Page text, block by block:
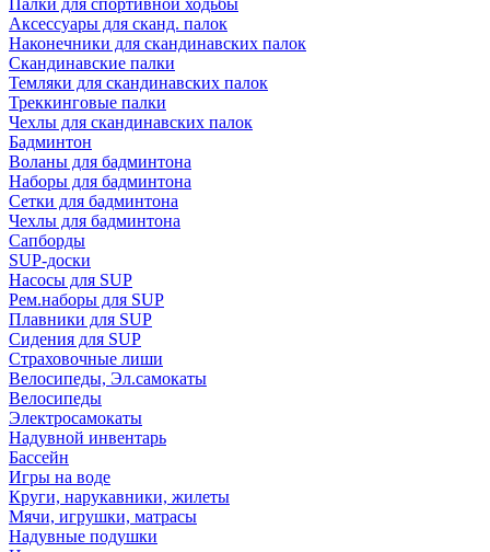
Палки для спортивной ходьбы
Аксессуары для сканд. палок
Наконечники для скандинавских палок
Скандинавские палки
Темляки для скандинавских палок
Треккинговые палки
Чехлы для скандинавских палок
Бадминтон
Воланы для бадминтона
Наборы для бадминтона
Сетки для бадминтона
Чехлы для бадминтона
Сапборды
SUP-доски
Насосы для SUP
Рем.наборы для SUP
Плавники для SUP
Сидения для SUP
Страховочные лиши
Велосипеды, Эл.самокаты
Велосипеды
Электросамокаты
Надувной инвентарь
Бассейн
Игры на воде
Круги, нарукавники, жилеты
Мячи, игрушки, матрасы
Надувные подушки